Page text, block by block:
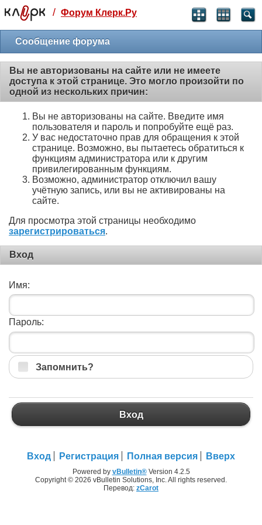
Святые угодники, Клерк без рекламы
прекрасен:)
месяц
₽
3 месяца
259 ₽
полгода
Оплатить
/ Форум Клерк.Ру
Сообщение форума
Вы не авторизованы на сайте или не имеете
доступа к этой странице. Это могло произойти по
одной из нескольких причин:
Вы не авторизованы на сайте. Введите имя
пользователя и пароль и попробуйте ещё раз.
У вас недостаточно прав для обращения к этой
странице. Возможно, вы пытаетесь обратиться к
функциям администратора или к другим
привилегированным функциям.
Возможно, администратор отключил вашу
учётную запись, или вы не активированы на
сайте.
Для просмотра этой страницы необходимо
зарегистрироваться.
Вход
Имя:
Пароль:
Запомнить?
Вход
Вход Регистрация Полная версия Вверх
Powered by vBulletin®Version 4.2.5
Copyright © 2026 vBulletin Solutions, Inc. All rights reserved.
Перевод: zCarot